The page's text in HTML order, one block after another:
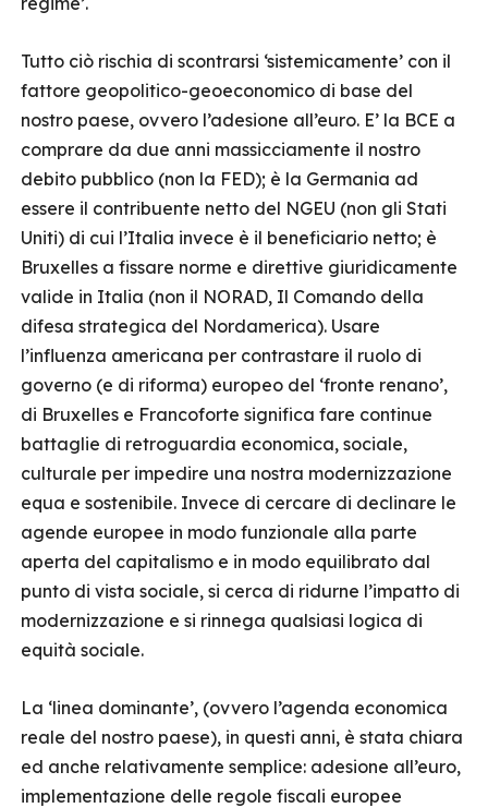
Tutto ciò rischia di scontrarsi ‘sistemicamente’ con il
fattore geopolitico-geoeconomico di base del
nostro paese, ovvero l’adesione all’euro. E’ la BCE a
comprare da due anni massicciamente il nostro
debito pubblico (non la FED); è la Germania ad
essere il contribuente netto del NGEU (non gli Stati
Uniti) di cui l’Italia invece è il beneficiario netto; è
Bruxelles a fissare norme e direttive giuridicamente
valide in Italia (non il NORAD, Il Comando della
difesa strategica del Nordamerica). Usare
l’influenza americana per contrastare il ruolo di
governo (e di riforma) europeo del ‘fronte renano’,
di Bruxelles e Francoforte significa fare continue
battaglie di retroguardia economica, sociale,
culturale per impedire una nostra modernizzazione
equa e sostenibile. Invece di cercare di declinare le
agende europee in modo funzionale alla parte
aperta del capitalismo e in modo equilibrato dal
punto di vista sociale, si cerca di ridurne l’impatto di
modernizzazione e si rinnega qualsiasi logica di
equità sociale.
La ‘linea dominante’, (ovvero l’agenda economica
reale del nostro paese), in questi anni, è stata chiara
ed anche relativamente semplice: adesione all’euro,
implementazione delle regole fiscali europee